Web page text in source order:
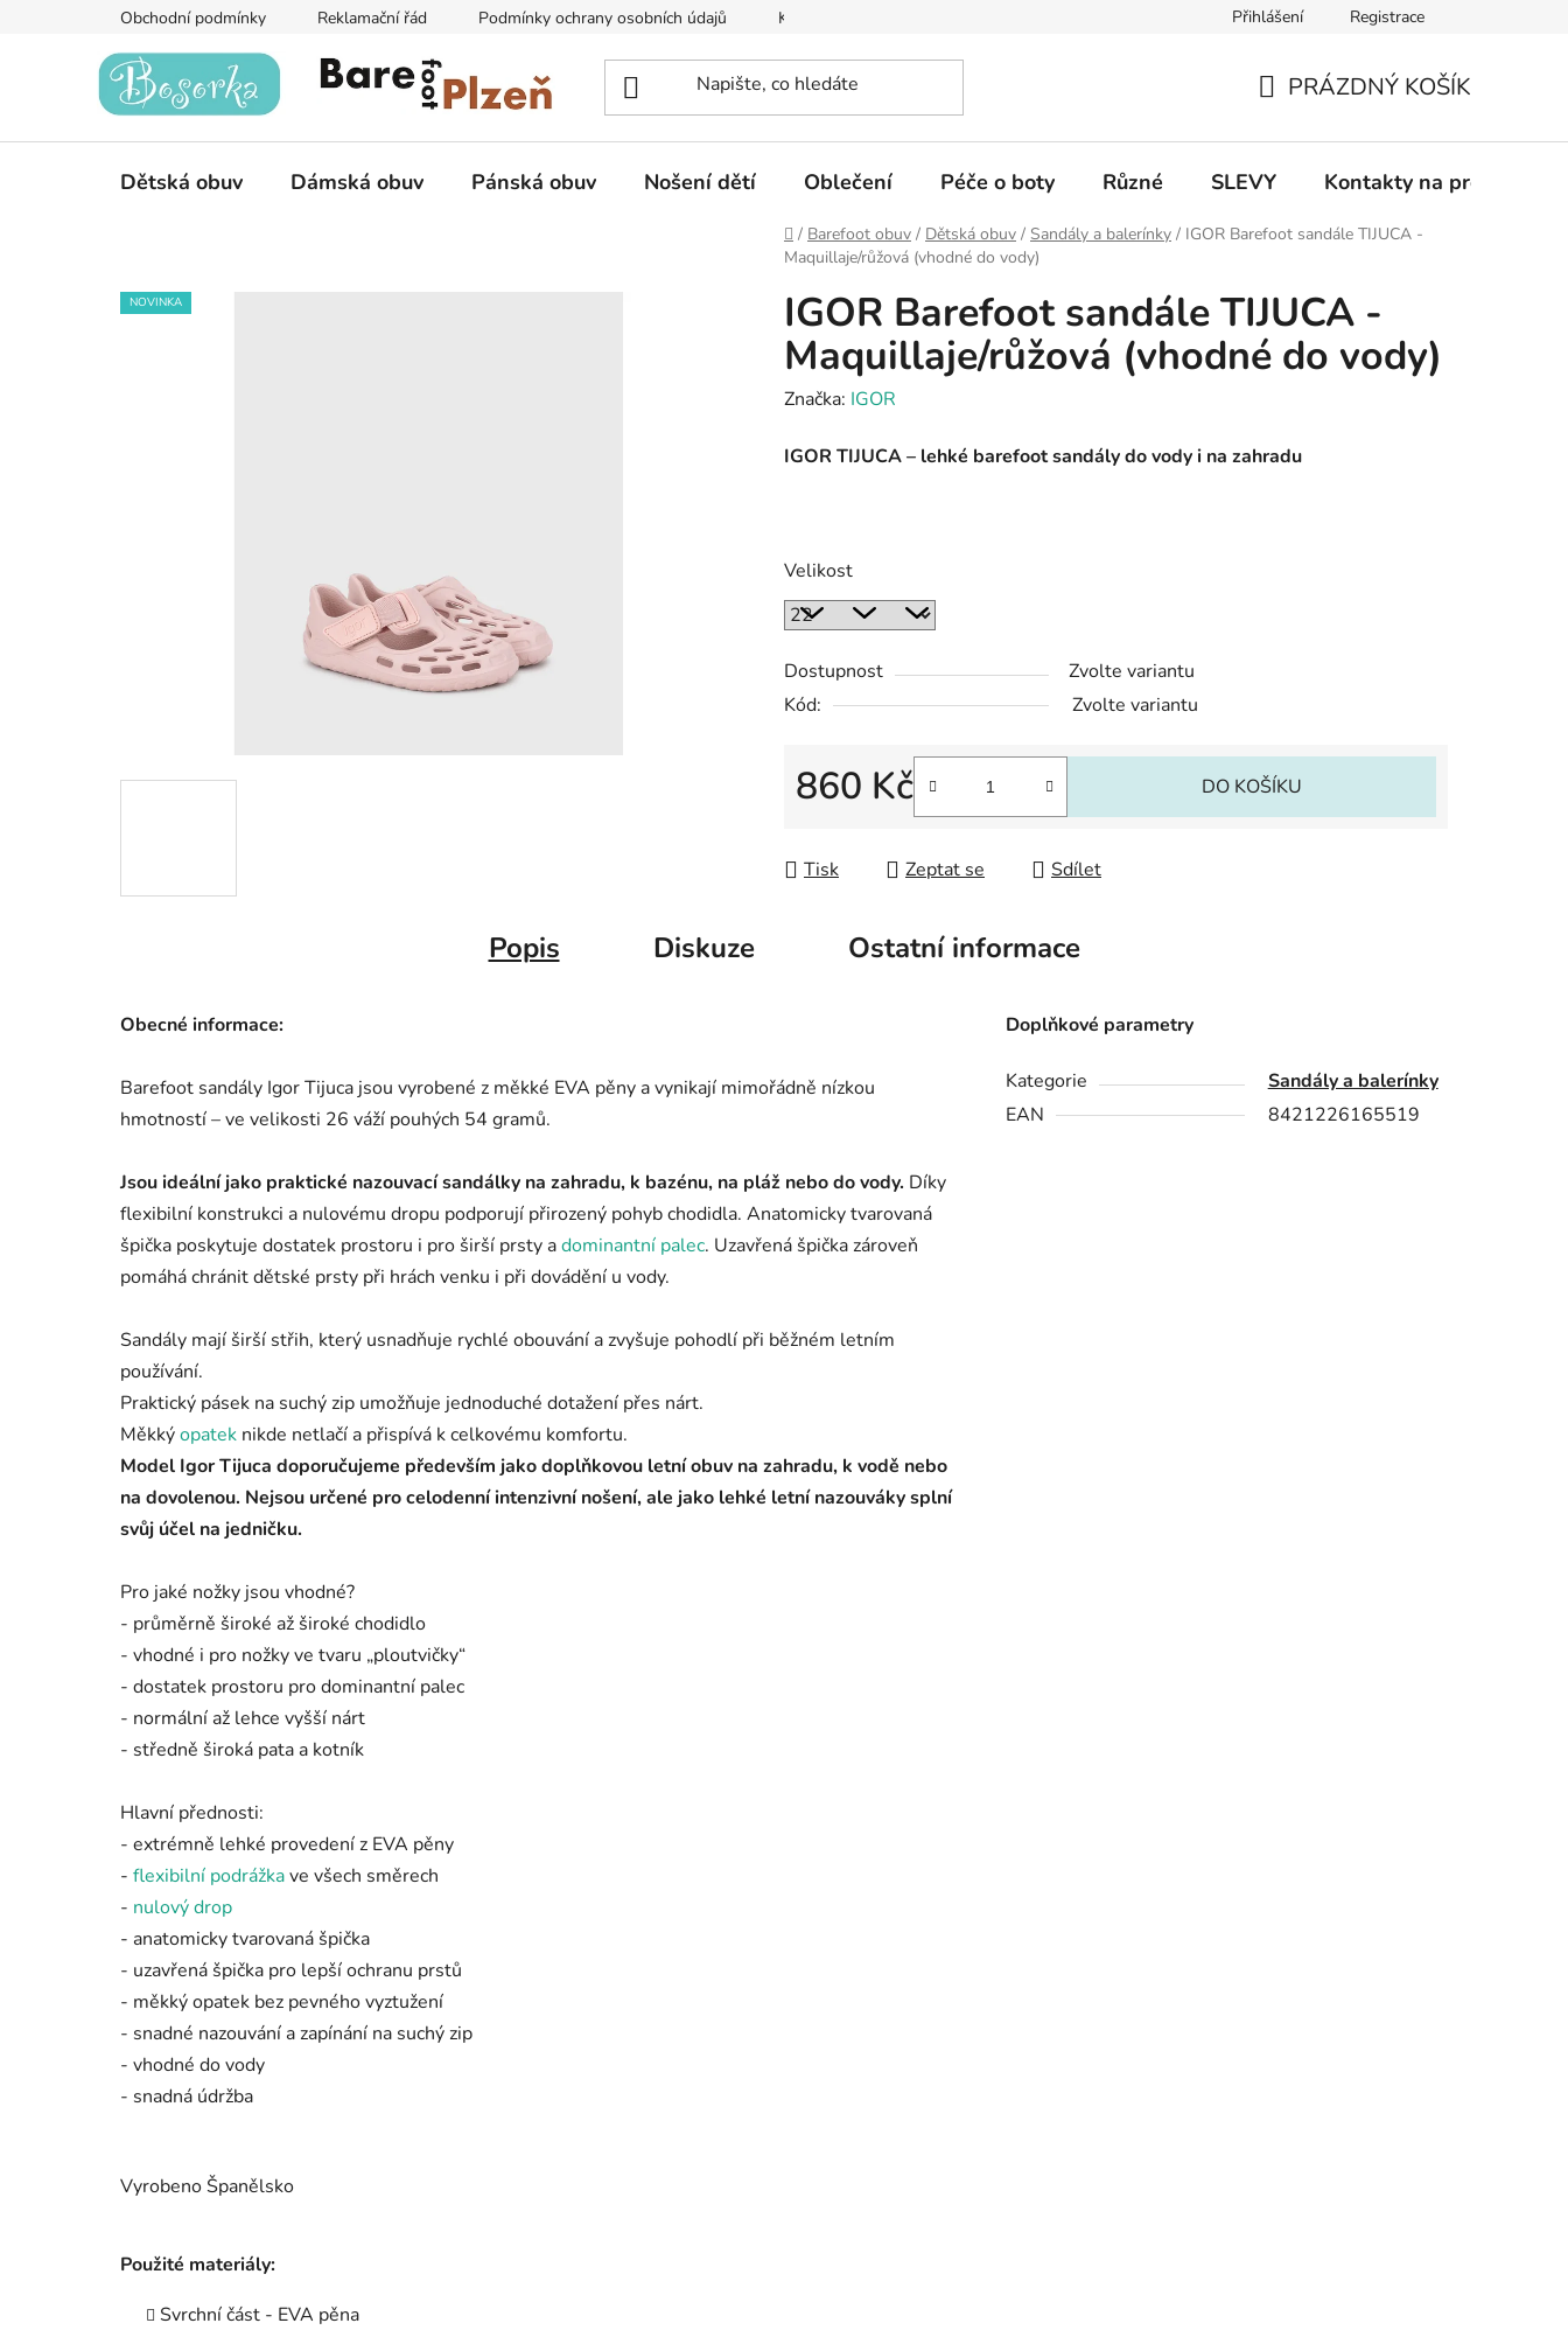
Obchodní podmínky Reklamační řád Podmínky ochrany osobních údajů Kontakty na prodejny Informace k on-line platbám Odstoupení od
Přihlášení Registrace
KOŠÍK
PRÁZDNÝ KOŠÍK
Dětská obuv Dámská obuv Pánská obuv Nošení dětí Oblečení Péče o boty Různé SLEVY Kontakty na prodejny
Domů
/ Barefoot obuv / Dětská obuv / Sandály a balerínky / IGOR Barefoot sandále TIJUCA -
Maquillaje/růžová (vhodné do vody)
IGOR Barefoot sandále TIJUCA -
Maquillaje/růžová (vhodné do vody)
Značka: IGOR
IGOR TIJUCA – lehké barefoot sandály do vody i na zahradu
Velikost
Dostupnost
Zvolte variantu
Kód:
Zvolte variantu
860 Kč DO KOŠÍKU
Tisk Zeptat se Sdílet
NOVINKA
Popis Diskuze Ostatní informace
Obecné informace:
Barefoot sandály Igor Tijuca jsou vyrobené z měkké EVA pěny a vynikají mimořádně nízkou
hmotností – ve velikosti 26 váží pouhých 54 gramů.
Jsou ideální jako praktické nazouvací sandálky na zahradu, k bazénu, na pláž nebo do vody. Díky
flexibilní konstrukci a nulovému dropu podporují přirozený pohyb chodidla. Anatomicky tvarovaná
špička poskytuje dostatek prostoru i pro širší prsty adominantní palec. Uzavřená špička zároveň
pomáhá chránit dětské prsty při hrách venku i při dovádění u vody.
Sandály mají širší střih, který usnadňuje rychlé obouvání a zvyšuje pohodlí při běžném letním
používání.
Praktický pásek na suchý zip umožňuje jednoduché dotažení přes nárt.
Měkkýopatek nikde netlačí a přispívá k celkovému komfortu.
Model Igor Tijuca doporučujeme především jako doplňkovou letní obuv na zahradu, k vodě nebo
na dovolenou. Nejsou určené pro celodenní intenzivní nošení, ale jako lehké letní nazouváky splní
svůj účel na jedničku.
Pro jaké nožky jsou vhodné?
- průměrně široké až široké chodidlo
- vhodné i pro nožky ve tvaru „ploutvičky“
- dostatek prostoru pro dominantní palec
- normální až lehce vyšší nárt
- středně široká pata a kotník
Hlavní přednosti:
- extrémně lehké provedení z EVA pěny
- flexibilní podrážkave všech směrech
- nulový drop
- anatomicky tvarovaná špička
- uzavřená špička pro lepší ochranu prstů
- měkký opatek bez pevného vyztužení
- snadné nazouvání a zapínání na suchý zip
- vhodné do vody
- snadná údržba
Vyrobeno Španělsko
Použité materiály:
Svrchní část - EVA pěna
Doplňkové parametry
Kategorie
Sandály a balerínky
EAN
8421226165519